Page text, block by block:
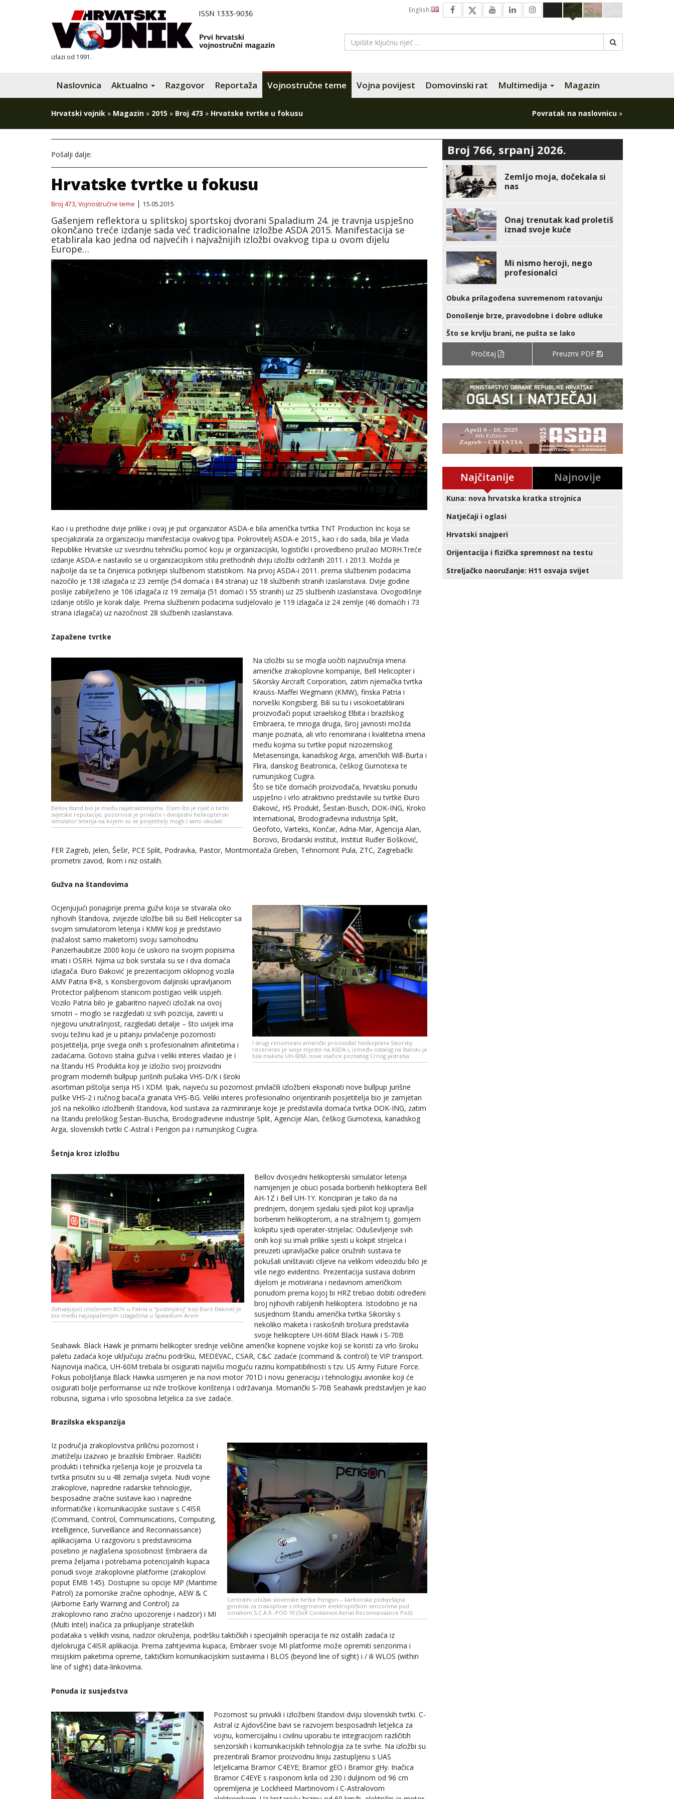
izlazi od 1991.
English
Naslovnica Aktualno Razgovor Reportaža Vojnostručne teme Vojna povijest Domovinski rat Multimedija Magazin
Hrvatski vojnik » Magazin » 2015 » Broj 473 » Hrvatske tvrtke u fokusu Povratak na naslovnicu »
Pošalji dalje:
Hrvatske tvrtke u fokusu
Broj 473,Vojnostručne teme 15.05.2015
Gašenjem reflektora u splitskoj sportskoj dvorani Spaladium 24. je travnja uspješno
okončano treće izdanje sada već tradicionalne izložbe ASDA 2015. Manifestacija se
etablirala kao jedna od najvećih i najvažnijih izložbi ovakvog tipa u ovom dijelu
Europe…
Kao i u prethodne dvije prilike i ovaj je put organizator ASDA-e bila američka tvrtka TNT Production Inc koja se
specijalizirala za organizaciju manifestacija ovakvog tipa. Pokrovitelj ASDA-e 2015., kao i do sada, bila je Vlada
Republike Hrvatske uz svesrdnu tehničku pomoć koju je organizacijski, logistički i provedbeno pružao MORH.Treće
izdanje ASDA-e nastavilo se u organizacijskom stilu prethodnih dviju izložbi održanih 2011. i 2013. Možda je
najbolje da se ta činjenica potkrijepi službenom statistikom. Na prvoj ASDA-i 2011. prema službenim podacima
nazočilo je 138 izlagača iz 23 zemlje (54 domaća i 84 strana) uz 18 službenih stranih izaslanstava. Dvije godine
poslije zabilježeno je 106 izlagača iz 19 zemalja (51 domaći i 55 stranih) uz 25 službenih izaslanstava. Ovogodišnje
izdanje otišlo je korak dalje. Prema službenim podacima sudjelovalo je 119 izlagača iz 24 zemlje (46 domaćih i 73
strana izlagača) uz nazočnost 28 službenih izaslanstava.
Zapažene tvrtke
Bellov štand bio je među najatraktivnijima. Osim što je riječ o tvrtki
svjetske reputacije, pozornost je privlačio i dvosjedni helikopterski
simulator letenja na kojem su se posjetitelji mogli i sami iskušati
Na izložbi su se mogla uočiti najzvučnija imena
američke zrakoplovne kompanije, Bell Helicopter i
Sikorsky Aircraft Corporation, zatim njemačka tvrtka
Krauss-Maffei Wegmann (KMW), finska Patria i
norveški Kongsberg. Bili su tu i visokoetablirani
proizvođači poput izraelskog Elbita i brazilskog
Embraera, te mnoga druga, široj javnosti možda
manje poznata, ali vrlo renomirana i kvalitetna imena
među kojima su tvrtke poput nizozemskog
Metasensinga, kanadskog Arga, američkih Will-Burta i
Flira, danskog Beatronica, češkog Gumotexa te
rumunjskog Cugira.
Što se tiče domaćih proizvođača, hrvatsku ponudu
uspješno i vrlo atraktivno predstavile su tvrtke Đuro
Đaković, HS Produkt, Šestan-Busch, DOK-ING, Kroko
International, Brodograđevna industrija Split,
Geofoto, Varteks, Končar, Adria-Mar, Agencija Alan,
Borovo, Brodarski institut, Institut Ruđer Bošković,
FER Zagreb, Jelen, Šešir, PCE Split, Podravka, Pastor, Montmontaža Greben, Tehnomont Pula, ZTC, Zagrebački
prometni zavod, Ikom i niz ostalih.
Gužva na štandovima
I drugi renomirani američki proizvođač helikoptera Sikorsky
rezervirao je svoje mjesto na ASDA-i, između ostalog na štandu je
bila maketa UH-60M, nove inačice poznatog Crnog jastreba
Ocjenjujući ponajprije prema gužvi koja se stvarala oko
njihovih štandova, zvijezde izložbe bili su Bell Helicopter sa
svojim simulatorom letenja i KMW koji je predstavio
(nažalost samo maketom) svoju samohodnu
Panzerhaubitze 2000 koju će uskoro na svojim popisima
imati i OSRH. Njima uz bok svrstala su se i dva domaća
izlagača. Đuro Đaković je prezentacijom oklopnog vozila
AMV Patria 8×8, s Konsbergovom daljinski upravljanom
Protector paljbenom stanicom postigao velik uspjeh.
Vozilo Patria bilo je gabaritno najveći izložak na ovoj
smotri – moglo se razgledati iz svih pozicija, zaviriti u
njegovu unutrašnjost, razgledati detalje – što uvijek ima
svoju težinu kad je u pitanju privlačenje pozornosti
posjetitelja, prije svega onih s profesionalnim afinitetima i
zadaćama. Gotovo stalna gužva i veliki interes vladao je i
na štandu HS Produkta koji je izložio svoj proizvodni
program modernih bullpup jurišnih pušaka VHS-D/K i široki
asortiman pištolja serija HS i XDM. Ipak, najveću su pozornost privlačili izložbeni eksponati nove bullpup jurišne
puške VHS-2 i ručnog bacača granata VHS-BG. Veliki interes profesionalno orijentiranih posjetitelja bio je zamjetan
još na nekoliko izložbenih štandova, kod sustava za razminiranje koje je predstavila domaća tvrtka DOK-ING, zatim
na štandu preloškog Šestan-Buscha, Brodograđevne industrije Split, Agencije Alan, češkog Gumotexa, kanadskog
Arga, slovenskih tvrtki C-Astral i Perigon pa i rumunjskog Cugira.
Šetnja kroz izložbu
Zahvaljujući izloženom BOV-u Patria u “pustinjskoj” boji Đuro Đaković je
bio među najzapaženijim izlagačima u Spaladium Areni
Bellov dvosjedni helikopterski simulator letenja
namijenjen je obuci posada borbenih helikoptera Bell
AH-1Z i Bell UH-1Y. Koncipiran je tako da na
prednjem, donjem sjedalu sjedi pilot koji upravlja
borbenim helikopterom, a na stražnjem tj. gornjem
kokpitu sjedi operater-strijelac. Oduševljenje svih
onih koji su imali prilike sjesti u kokpit strijelca i
preuzeti upravljačke palice oružnih sustava te
pokušali uništavati ciljeve na velikom videozidu bilo je
više nego evidentno. Prezentacija sustava dobrim
dijelom je motivirana i nedavnom američkom
ponudom prema kojoj bi HRZ trebao dobiti određeni
broj njihovih rabljenih helikoptera. Istodobno je na
susjednom štandu američka tvrtka Sikorsky s
nekoliko maketa i raskošnih brošura predstavila
svoje helikoptere UH-60M Black Hawk i S-70B
Seahawk. Black Hawk je primarni helikopter srednje veličine američke kopnene vojske koji se koristi za vrlo široku
paletu zadaća koje uključuju zračnu podršku, MEDEVAC, CSAR, C&C zadaće (command & control) te VIP transport.
Najnovija inačica, UH-60M trebala bi osigurati najvišu moguću razinu kompatibilnosti s tzv. US Army Future Force.
Fokus poboljšanja Black Hawka usmjeren je na novi motor 701D i novu generaciju i tehnologiju avionike koji će
osigurati bolje performanse uz niže troškove korištenja i održavanja. Mornarički S-70B Seahawk predstavljen je kao
robusna, sigurna i vrlo sposobna letjelica za sve zadaće.
Brazilska ekspanzija
Centralni izložak slovenske tvrtke Perigon – karbonska podvješajna
gondola za zrakoplove s integriranim elektroptičkim senzorima pod
oznakom S.C.A.R.-POD 10 (Self Contained Aerial Reconnaissance Pod)
Iz područja zrakoplovstva priličnu pozornost i
znatiželju izazvao je brazilski Embraer. Različiti
produkti i tehnička rješenja koje je proizvela ta
tvrtka prisutni su u 48 zemalja svijeta. Nudi vojne
zrakoplove, napredne radarske tehnologije,
besposadne zračne sustave kao i napredne
informatičke i komunikacijske sustave s C4ISR
(Command, Control, Communications, Computing,
Intelligence, Surveillance and Reconnaissance)
aplikacijama. U razgovoru s predstavnicima
posebno je naglašena sposobnost Embraera da
prema željama i potrebama potencijalnih kupaca
ponudi svoje zrakoplovne platforme (zrakoplovi
poput EMB 145). Dostupne su opcije MP (Maritime
Patrol) za pomorske zračne ophodnje, AEW & C
(Airborne Early Warning and Control) za
zrakoplovno rano zračno upozorenje i nadzor) i MI
(Multi Intel) inačica za prikupljanje strateških
podataka s velikih visina, nadzor okruženja, podršku taktičkih i specijalnih operacija te niz ostalih zadaća iz
djelokruga C4ISR aplikacija. Prema zahtjevima kupaca, Embraer svoje MI platforme može opremiti senzorima i
misijskim paketima opreme, taktičkim komunikacijskim sustavima i BLOS (beyond line of sight) i / ili WLOS (within
line of sight) data-linkovima.
Ponuda iz susjedstva
Pozornost su privukli i izložbeni štandovi dviju slovenskih tvrtki. C-
Astral iz Ajdovščine bavi se razvojem besposadnih letjelica za
vojnu, komercijalnu i civilnu uporabu te integracijom različitih
senzorskih i komunikacijskih tehnologija za te svrhe. Na izložbi su
prezentirali Bramor proizvodnu liniju zastupljenu s UAS
letjelicama Bramor C4EYE; Bramor gEO i Bramor gHy. Inačica
Bramor C4EYE s rasponom krila od 230 i duljinom od 96 cm
opremljena je Lockheed Martinovom i C-Astralovom
Broj 766, srpanj 2026.
Zemljo moja, dočekala si
nas
Onaj trenutak kad proletiš
iznad svoje kuće
Mi nismo heroji, nego
profesionalci
Obuka prilagođena suvremenom ratovanju
Donošenje brze, pravodobne i dobre odluke
Što se krvlju brani, ne pušta se lako
Pročitaj Preuzmi PDF
Najčitanije Najnovije
Kuna: nova hrvatska kratka strojnica
Natječaji i oglasi
Hrvatski snajperi
Orijentacija i fizička spremnost na testu
Streljačko naoružanje: H11 osvaja svijet